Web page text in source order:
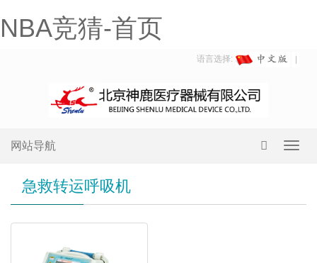
NBA竞猜-首页
语言选择:
网站导航
急救转运呼吸机